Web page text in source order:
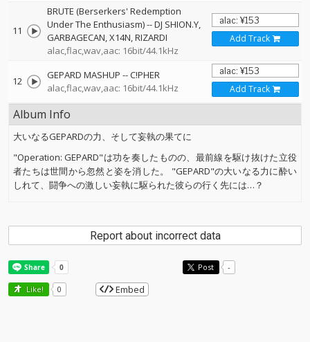
11
BRUTE (Berserkers' Redemption
Under The Enthusiasm)--DJ SHION.Y
GARBAGECAN X14N RIZARDI
alac,flac,wav,aac: 16bit/44.1kHz
Add Track
12 GEPARD MASHUP --C!PHER
alac,flac,wav,aac: 16bit/44.1kHz
Add Track
Album Info
大いなるGEPARDの力、そして妄執の果てに
"Operation: GEPARD"は功を奏したものの、最前線を駆け抜けた立役
者たちは世間から忽然と姿を消した。 "GEPARD"の大いなる力に酔い
しれて、闘争への激しい妄執に駆られた彼らの行く先には…？
Report about incorrect data
Post -
Like! 0 Embed